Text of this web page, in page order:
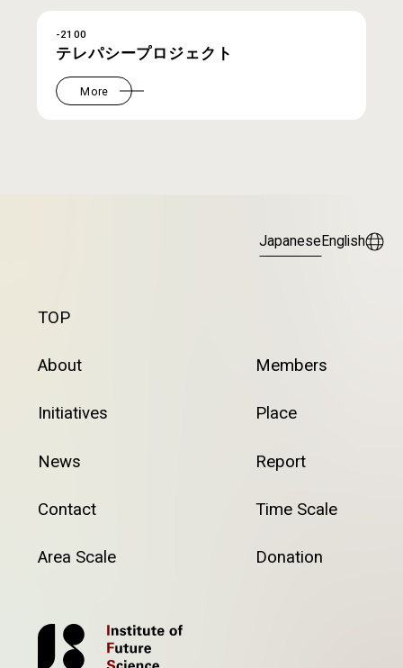
-2100
テレパシープロジェクト
More
Japanese English
TOP
About Members
Initiatives Place
News Report
Contact Time Scale
Area Scale Donation